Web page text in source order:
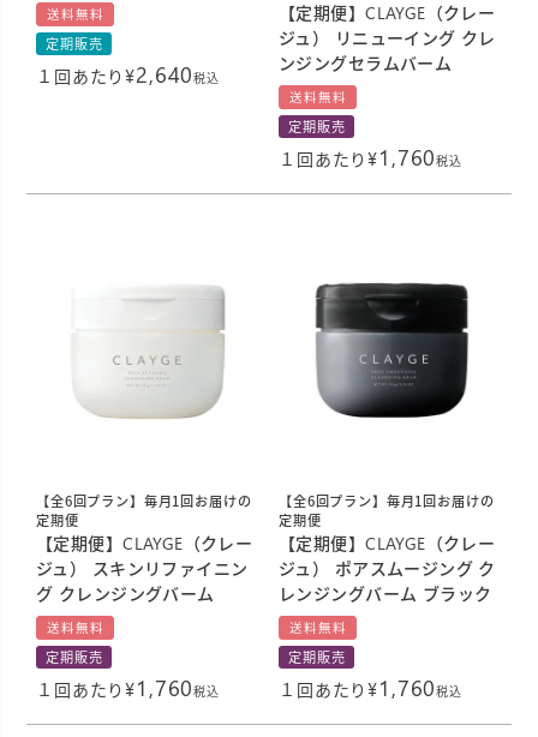
送料無料
定期販売
１回あたり¥2,640税込
【定期便】CLAYGE（クレー
ジュ） リニューイング クレ
ンジングセラムバーム
送料無料
定期販売
１回あたり¥1,760税込
【全6回プラン】毎月1回お届けの
定期便
【定期便】CLAYGE（クレー
ジュ） スキンリファイニン
グ クレンジングバーム
送料無料
定期販売
１回あたり¥1,760税込
【全6回プラン】毎月1回お届けの
定期便
【定期便】CLAYGE（クレー
ジュ） ポアスムージング ク
レンジングバーム ブラック
送料無料
定期販売
１回あたり¥1,760税込